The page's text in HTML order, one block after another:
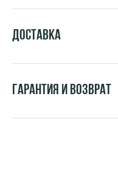
Доставка
Гарантия и возврат